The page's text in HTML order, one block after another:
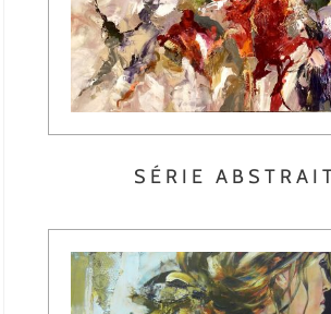
SÉRIE